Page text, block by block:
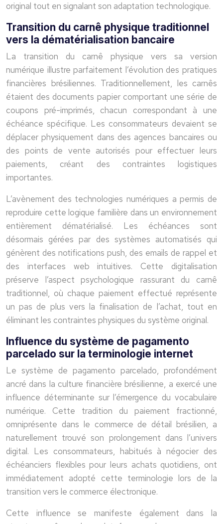
original tout en signalant son adaptation technologique.
Transition du carnê physique traditionnel
vers la dématérialisation bancaire
La transition du carnê physique vers sa version
numérique illustre parfaitement l’évolution des pratiques
financières brésiliennes. Traditionnellement, les carnês
étaient des documents papier comportant une série de
coupons pré-imprimés, chacun correspondant à une
échéance spécifique. Les consommateurs devaient se
déplacer physiquement dans des agences bancaires ou
des points de vente autorisés pour effectuer leurs
paiements, créant des contraintes logistiques
importantes.
L’avènement des technologies numériques a permis de
reproduire cette logique familière dans un environnement
entièrement dématérialisé. Les échéances sont
désormais gérées par des systèmes automatisés qui
génèrent des notifications push, des emails de rappel et
des interfaces web intuitives. Cette digitalisation
préserve l’aspect psychologique rassurant du carnê
traditionnel, où chaque paiement effectué représente
un pas de plus vers la finalisation de l’achat, tout en
éliminant les contraintes physiques du système original.
Influence du système de pagamento
parcelado sur la terminologie internet
Le système de pagamento parcelado, profondément
ancré dans la culture financière brésilienne, a exercé une
influence déterminante sur l’émergence du vocabulaire
numérique. Cette tradition du paiement fractionné,
omniprésente dans le commerce de détail brésilien, a
naturellement trouvé son prolongement dans l’univers
digital. Les consommateurs, habitués à négocier des
échéanciers flexibles pour leurs achats quotidiens, ont
immédiatement adopté cette terminologie lors de la
transition vers le commerce électronique.
Cette influence se manifeste également dans la